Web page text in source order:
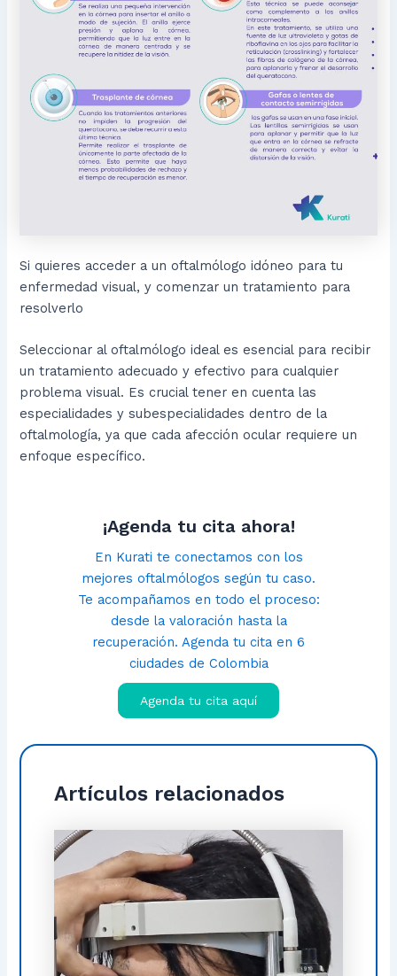
Si quieres acceder a un oftalmólogo idóneo para tu
enfermedad visual, y comenzar un tratamiento para
resolverlo
Seleccionar al oftalmólogo ideal es esencial para recibir
un tratamiento adecuado y efectivo para cualquier
problema visual. Es crucial tener en cuenta las
especialidades y subespecialidades dentro de la
oftalmología, ya que cada afección ocular requiere un
enfoque específico.
¡Agenda tu cita ahora!
En Kurati te conectamos con los
mejores oftalmólogos según tu caso.
Te acompañamos en todo el proceso:
desde la valoración hasta la
recuperación. Agenda tu cita en 6
ciudades de Colombia
Agenda tu cita aquí
Artículos relacionados